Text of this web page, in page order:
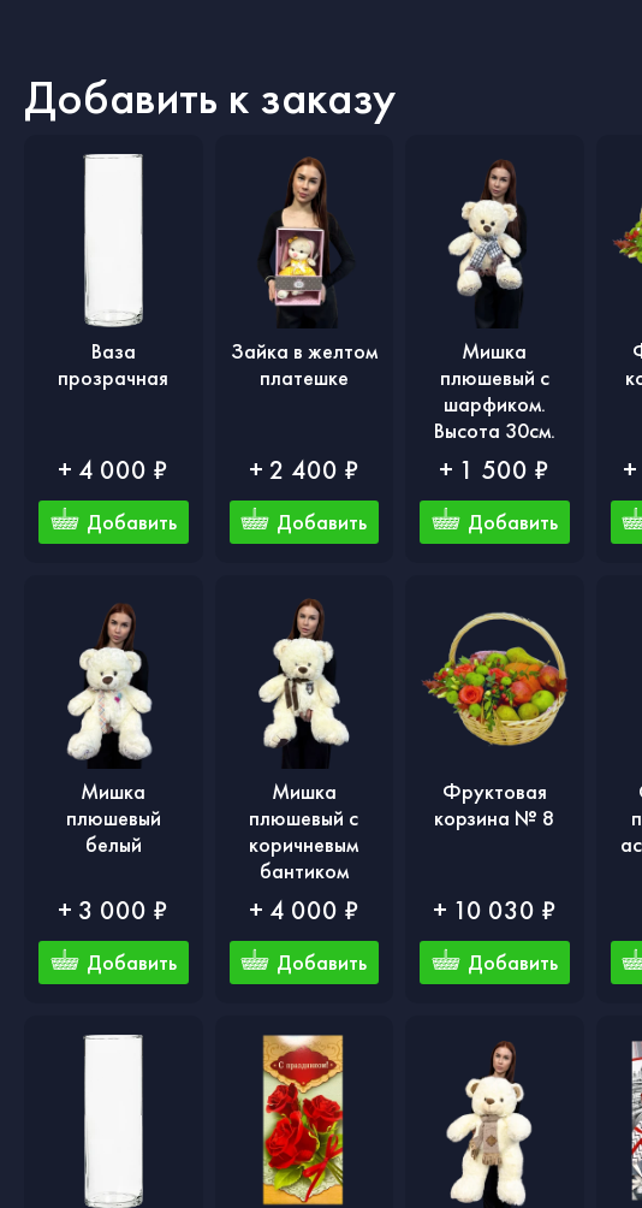
Добавить к заказу
Ваза
прозрачная
+ 4 000 ₽
Добавить
Зайка в желтом
платешке
+ 2 400 ₽
Добавить
Мишка
плюшевый с
шарфиком.
Высота 30см.
+ 1 500 ₽
Добавить
Мишка
плюшевый
белый
+ 3 000 ₽
Добавить
Мишка
плюшевый с
коричневым
бантиком
+ 4 000 ₽
Добавить
Фруктовая
корзина № 8
+ 10 030 ₽
Добавить